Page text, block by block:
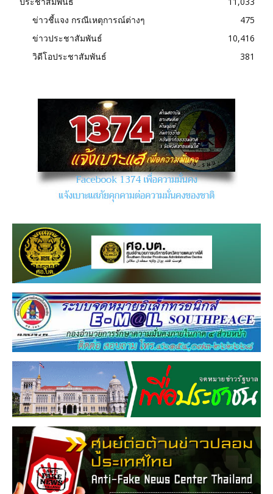
ข่าวชี้แจง กรณีเหตุการณ์ต่างๆ
475
ข่าวประชาสัมพันธ์
10,416
วิดีโอประชาสัมพันธ์
381